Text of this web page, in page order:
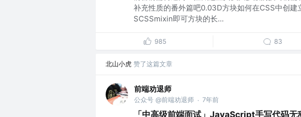
补充性质的番外篇吧0.03D方块如何在CSS中创建
SCSSmixin即可方块的长...
985 83
北山小虎 赞了这篇文章
前端劝退师
公众号 @前端劝退师 · 7年前
「中高级前端面试」JavaScript手写代码无